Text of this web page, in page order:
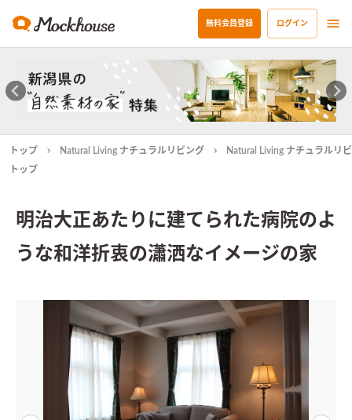
無料会員登録 ログイン
トップ Natural Living ナチュラルリビング
Natural Living ナチュラルリ
トップ
明治大正あたりに建てられた病院のよ
うな和洋折衷の瀟洒なイメージの家